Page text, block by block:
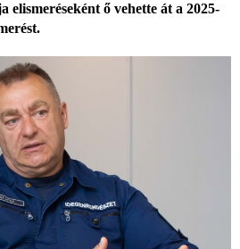
elismeréseként ő vehette át a 2025-